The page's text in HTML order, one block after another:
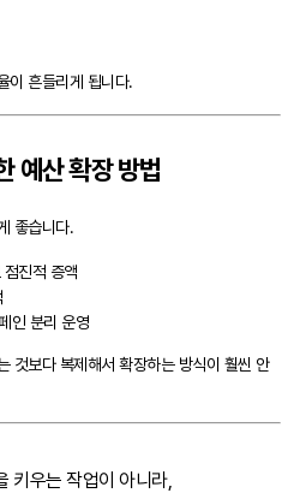
이 흔들리게 됩니다.
예산 확장 방법
좋습니다.
진적 증액
인 분리 운영
것보다 복제해서 확장하는 방식이 훨씬 안
키우는 작업이 아니라,